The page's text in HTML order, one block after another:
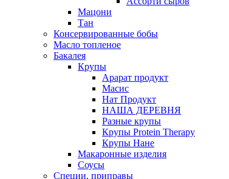
Мацони
Тан
Консервированные бобы
Масло топленое
Бакалея
Крупы
Арарат продукт
Масис
Нат Продукт
НАША ДЕРЕВНЯ
Разные крупы
Крупы Protein Therapy
Крупы Нане
Макаронные изделия
Соусы
Специи, приправы